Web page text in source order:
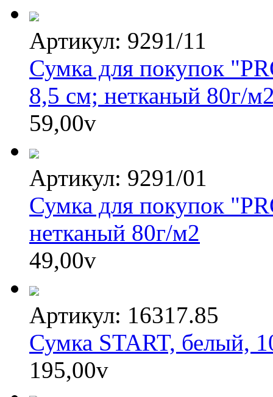
Артикул: 9291/11
Сумка для покупок
8,5 см; нетканый 80г/
59,00v
Артикул: 9291/01
Сумка для покупок
нетканый 80г/м2
49,00v
Артикул: 16317.85
Сумка START, белый,
195,00v